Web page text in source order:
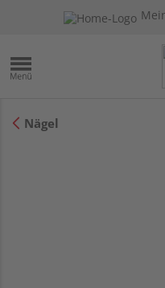
Nägel